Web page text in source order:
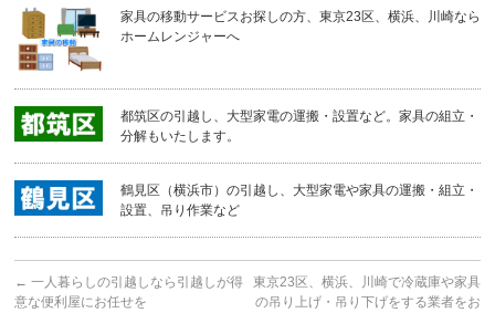
家具の移動サービスお探しの方、東京23区、横浜、川崎なら
ホームレンジャーへ
都筑区の引越し、大型家電の運搬・設置など。家具の組立・
分解もいたします。
鶴見区（横浜市）の引越し、大型家電や家具の運搬・組立・
設置、吊り作業など
← 一人暮らしの引越しなら引越しが得
意な便利屋にお任せを
東京23区、横浜、川崎で冷蔵庫や家具
の吊り上げ・吊り下げをする業者をお